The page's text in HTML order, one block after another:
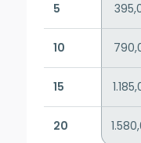
5
10
15
20